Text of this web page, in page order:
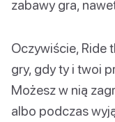
zabawy gra,
Oczywiście, Ride
gry, gdy ty i twoi
Możesz w nią
albo podczas